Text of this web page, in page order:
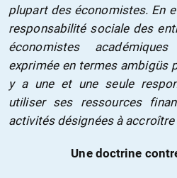
plupart des économistes. En
responsabilité sociale des
économistes
exprimée en termes ambigüs
y a une et une seule
utiliser ses ressources
activités désignées à
Une doctrine